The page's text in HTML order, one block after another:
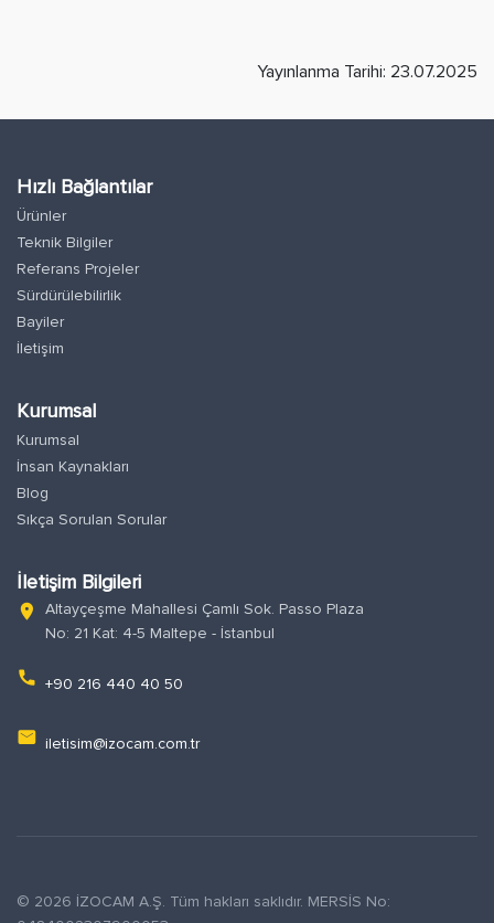
Yayınlanma Tarihi: 23.07.2025
Hızlı Bağlantılar
Ürünler
Teknik Bilgiler
Referans Projeler
Sürdürülebilirlik
Bayiler
İletişim
Kurumsal
Kurumsal
İnsan Kaynakları
Blog
Sıkça Sorulan Sorular
İletişim Bilgileri
location_on
Altayçeşme Mahallesi Çamlı Sok. Passo Plaza
No: 21 Kat: 4-5 Maltepe - İstanbul
phone +90 216 440 40 50
email iletisim@izocam.com.tr
© 2026 İZOCAM A.Ş. Tüm hakları saklıdır. MERSİS No: